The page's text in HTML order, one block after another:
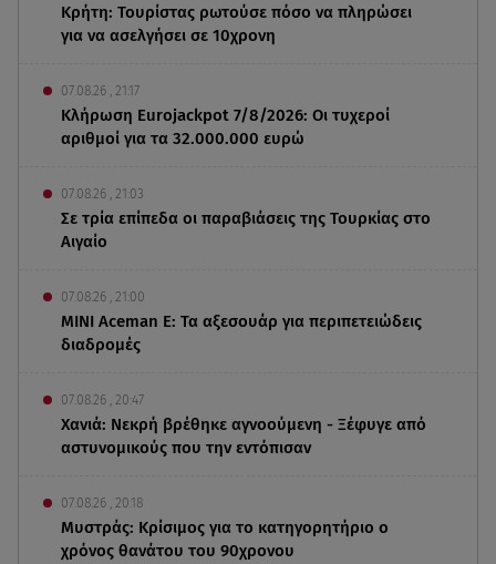
Κρήτη: Τουρίστας ρωτούσε πόσο να πληρώσει
για να ασελγήσει σε 10χρονη
07.08.26 , 21:17
Κλήρωση Eurojackpot 7/8/2026: Οι τυχεροί
αριθμοί για τα 32.000.000 ευρώ
07.08.26 , 21:03
Σε τρία επίπεδα οι παραβιάσεις της Τουρκίας στο
Αιγαίο
07.08.26 , 21:00
MINI Aceman E: Τα αξεσουάρ για περιπετειώδεις
διαδρομές
07.08.26 , 20:47
Χανιά: Νεκρή βρέθηκε αγνοούμενη - Ξέφυγε από
αστυνομικούς που την εντόπισαν
07.08.26 , 20:18
Μυστράς: Κρίσιμος για το κατηγορητήριο ο
χρόνος θανάτου του 90χρονου